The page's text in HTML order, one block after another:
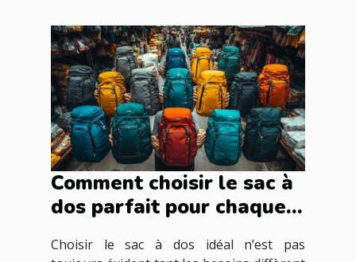
Comment choisir le sac à
dos parfait pour chaque
Choisir le sac à dos idéal n’est pas